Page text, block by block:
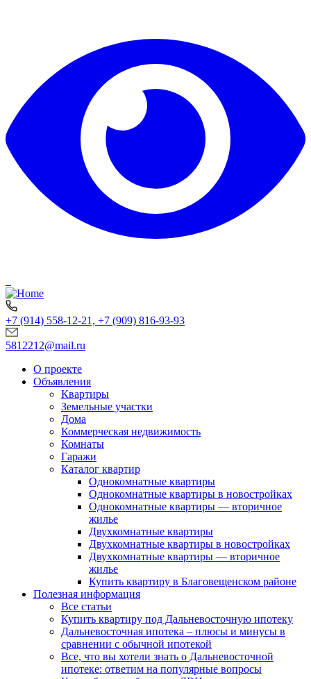
+7 (914) 558-12-21, +7 (909) 816-93-93
5812212@mail.ru
О проекте
Объявления
Квартиры
Земельные участки
Дома
Коммерческая недвижимость
Комнаты
Гаражи
Каталог квартир
Однокомнатные квартиры
Однокомнатные квартиры в новостройках
Однокомнатные квартиры — вторичное
жилье
Двухкомнатные квартиры
Двухкомнатные квартиры в новостройках
Двухкомнатные квартиры — вторичное
жилье
Купить квартиру в Благовещенском районе
Полезная информация
Все статьи
Купить квартиру под Дальневосточную ипотеку
Дальневосточная ипотека – плюсы и минусы в
сравнении с обычной ипотекой
Все, что вы хотели знать о Дальневосточной
ипотеке: ответим на популярные вопросы